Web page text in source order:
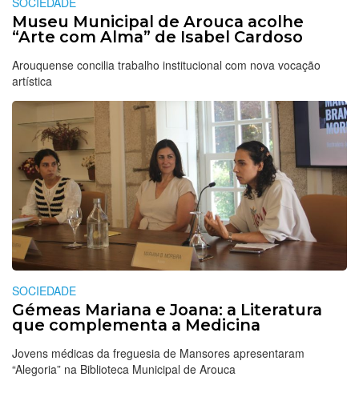
Museu Municipal de Arouca acolhe
“Arte com Alma” de Isabel Cardoso
Arouquense concilia trabalho institucional com nova vocação
artística
SOCIEDADE
Gémeas Mariana e Joana: a Literatura
que complementa a Medicina
Jovens médicas da freguesia de Mansores apresentaram
“Alegoria” na Biblioteca Municipal de Arouca